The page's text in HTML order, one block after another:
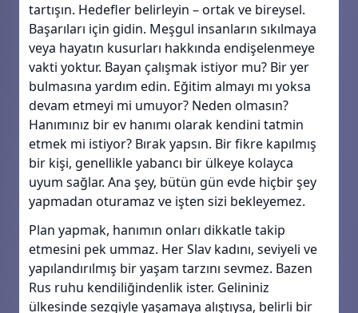
tartışın. Hedefler belirleyin – ortak ve bireysel.
Başarıları için gidin. Meşgul insanların sıkılmaya
veya hayatın kusurları hakkında endişelenmeye
vakti yoktur. Bayan çalışmak istiyor mu? Bir yer
bulmasına yardım edin. Eğitim almayı mı yoksa
devam etmeyi mi umuyor? Neden olmasın?
Hanımınız bir ev hanımı olarak kendini tatmin
etmek mi istiyor? Bırak yapsın. Bir fikre kapılmış
bir kişi, genellikle yabancı bir ülkeye kolayca
uyum sağlar. Ana şey, bütün gün evde hiçbir şey
yapmadan oturamaz ve işten sizi bekleyemez.
Plan yapmak, hanımın onları dikkatle takip
etmesini pek ummaz. Her Slav kadını, seviyeli ve
yapılandırılmış bir yaşam tarzını sevmez. Bazen
Rus ruhu kendiliğindenlik ister. Gelininiz
ülkesinde sezgiyle yaşamaya alıştıysa, belirli bir